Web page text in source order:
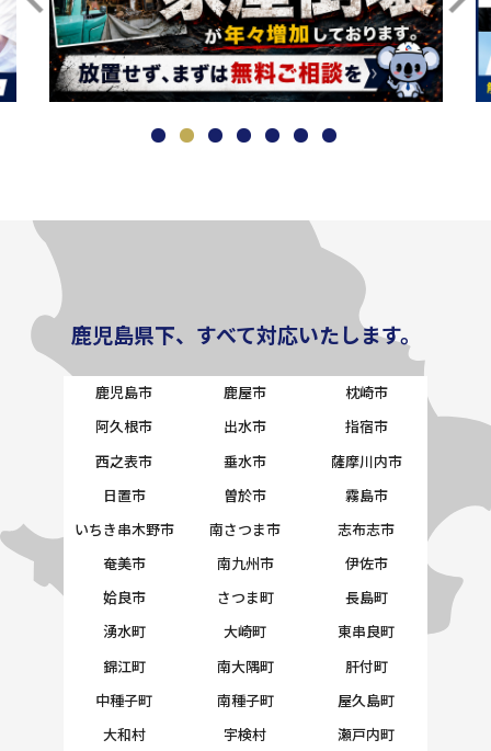
鹿児島県下、すべて対応いたします。
鹿児島市 鹿屋市
枕崎市
阿久根市
出水市
指宿市
西之表市
垂水市
薩摩川内市
日置市
曽於市
霧島市
いちき串木野市
南さつま市
志布志市
奄美市
南九州市
伊佐市
姶良市
さつま町
長島町
湧水町
大崎町
東串良町
錦江町
南大隅町
肝付町
中種子町
南種子町
屋久島町
大和村
宇検村
瀬戸内町